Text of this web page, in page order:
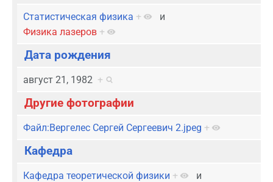
Статистическая физика +
и
Физика лазеров +
Дата рождения
август 21, 1982 +
Другие фотографии
Файл:Вергелес Сергей Сергеевич 2.jpeg +
Кафедра
Кафедра теоретической физики +
и